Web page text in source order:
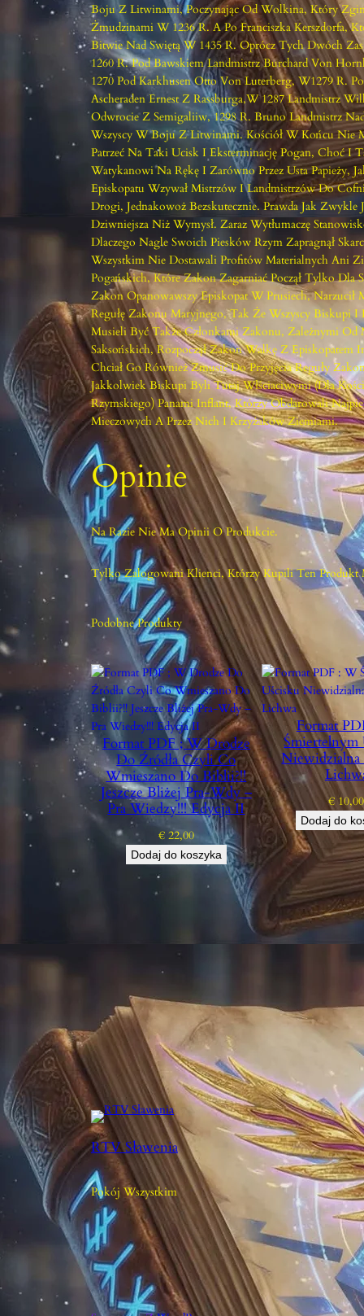
Boju Z Litwinami, Poczynając Od Wolkina, Który
Żmudzinami W 1236 R. A Po Franciszka Kerszdorfa,
Bitwie Nad Swiętą W 1435 R. Oprócz Tych Dwóch
1260 R. Pod Bawskiem Landmistrz Burchard Von
1270 Pod Karkhusen Otto Von Luterberg, W1279 R.
Ascheraden Ernest Z Rassburga,w 1287 Landmistrz
Odwrocie Z Semigaliiw, 1298 R. Bruno Landmistrz
Wszyscy W Boju Z Litwinami. Kościół W Końcu Nie
Patrzeć Na Taki Ucisk I Eksterminację Pogan, Choć I
Watykanowi Na Rękę I Zarówno Przez Usta Papieży,
Episkopatu Wzywał Mistrzów I Landmistrzów Do
Drogi, Jednakowoż Bezskutecznie. Prawda Jak Zwykle
Dziwniejsza Niż Wymysł. Zaraz Wytłumaczę
Dlaczego Nagle Swoich Piesków Rzym Zapragnął
Wszystkim Nie Dostawali Profitów Materialnych Ani
Pogańskich, Które Zakon Zagarniać Począł Tylko Dla
Zakon Opanowawszy Episkopat W Prusiech, Narzucił
Regułę Zakonu Maryjnego, Tak Że Wszyscy Biskupi I
Musieli Być Także Członkami Zakonu, Zależnymi Od
Saksońskich, Rozpoczął Zakon Walkę Z Episkopatem
Chciał Go Również Zmusić Do Przyjęcia Reguły
Jakkolwiek Biskupi Byli Tutaj Włściaciwymi (dla
Rzymskiego) Panami Inflant, Którzy Obdarowali
Mieczowych A Przez Nich I Krzyżaków Ziemiami.
Opinie
Na Razie Nie Ma Opinii O Produkcie.
Tylko Zalogowani Klienci, Którzy Kupili Ten Produkt
Podobne Produkty
Format PDF ; W Drodze
Do Źródła Czyli Co
Wmieszano Do Biblii?!!
Jeszcze Bliżej Pra-Wdy –
Pra Wiedzy!!! Edycja II
€22,00
Dodaj do koszyka
Format
Śmiertelnym
€ 10,00
Dodaj do
RTV Sławenia
Pokój Wszystkim